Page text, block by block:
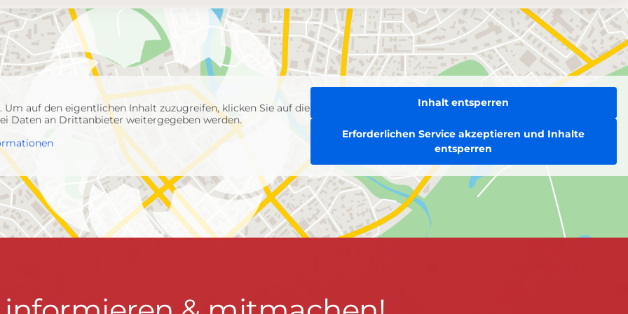
. Um auf den eigentlichen Inhalt zuzugreifen, klicken Sie auf die
Daten an Drittanbieter weitergegeben werden.
Inhalt entsperren
Erforderlichen Service akzeptieren und Inhalte
entsperren